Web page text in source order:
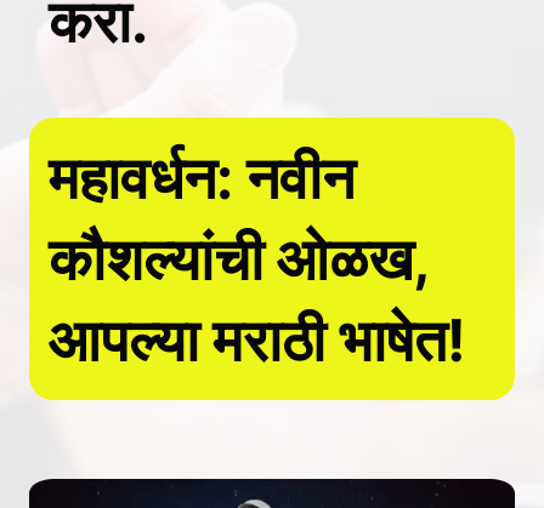
करा.
महावर्धन: नवीन
कौशल्यांची ओळख,
आपल्या मराठी भाषेत!